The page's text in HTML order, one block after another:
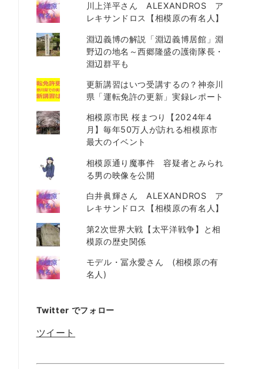
川上洋平さん ALEXANDROS ア
レキサンドロス【相模原の有名人】
淵辺義博の解説「淵辺義博居館」淵
野辺の地名～西郷隆盛の護衛隊長・
淵辺群平も
更新講習はいつ受講するの？神奈川
県「運転免許の更新」実録レポート
相模原市民 桜まつり【2024年4
月】毎年50万人が訪れる相模原市
最大のイベント
相模原通り魔事件 容疑者とみられ
る男の映像を公開
白井眞輝さん ALEXANDROS ア
レキサンドロス【相模原の有名人】
第2次世界大戦【太平洋戦争】と相
模原の歴史関係
モデル・冨永愛さん (相模原の有
名人)
Twitter でフォロー
ツイート